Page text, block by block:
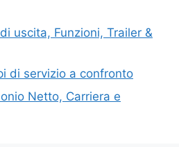
uscita, Funzioni, Trailer &
di servizio a confronto
Netto, Carriera e